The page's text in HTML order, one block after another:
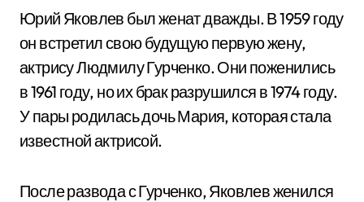
Юрий Яковлев был женат дважды. В 1959 году
он встретил свою будущую первую жену,
актрису Людмилу Гурченко. Они поженились
в 1961 году, но их брак разрушился в 1974 году.
У пары родилась дочь Мария, которая стала
известной актрисой.
После развода с Гурченко, Яковлев женился